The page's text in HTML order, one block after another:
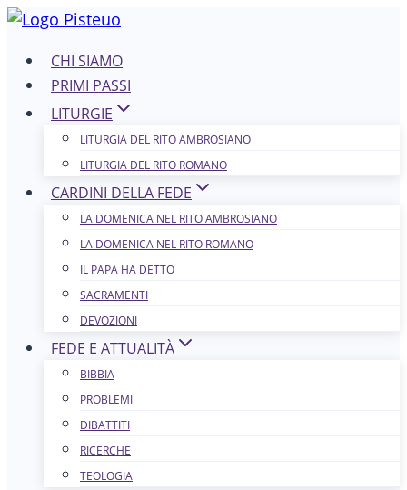
Salta
contenutoCHI SIAMO
PRIMI PASSI
LITURGIE
LITURGIA DEL RITO AMBROSIANO
LITURGIA DEL RITO ROMANO
CARDINI DELLA FEDE
LA DOMENICA NEL R​​​​​​ITO AMBROSIANO
LA DOMENICA NEL RITO ROMANO
IL PAPA HA DETTO
SACRAMENTI
DEVOZIONI
FEDE E ATTUALITÀ
BIBBIA
PROBLEMI
DIBATTITI
RICERCHE
TEOLOGIA